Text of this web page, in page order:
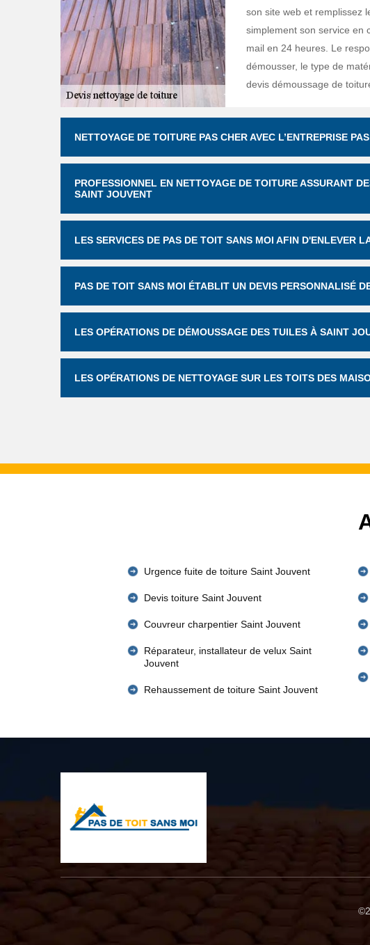
son site web et remplissez
simplement son service en
mail en 24 heures. Le
démousser, le type de
devis démoussage de
NETTOYAGE DE TOITURE PAS CHER AVEC L’ENTREPRISE
PROFESSIONNEL EN NETTOYAGE DE TOITURE ASSURANT
SAINT JOUVENT
LES SERVICES DE PAS DE TOIT SANS MOI AFIN D'ENLEVER
PAS DE TOIT SANS MOI ÉTABLIT UN DEVIS PERSONNALISÉ
LES OPÉRATIONS DE DÉMOUSSAGE DES TUILES À SAINT
LES OPÉRATIONS DE NETTOYAGE SUR LES TOITS DES
Urgence fuite de toiture Saint Jouvent
Devis toiture Saint Jouvent
Couvreur charpentier Saint Jouvent
Réparateur, installateur de velux Saint
Jouvent
Rehaussement de toiture Saint Jouvent